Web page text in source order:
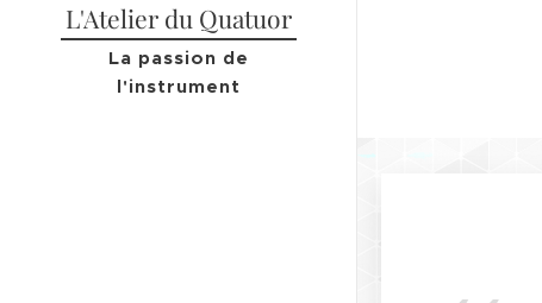
L'Atelier du Quatuor
La passion de
l'instrument